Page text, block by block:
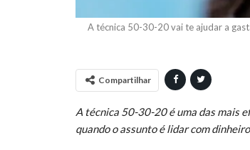
A técnica 50-30-20 vai te ajudar a
Compartilhar
A técnica 50-30-20 é uma das mais
quando o assunto é lidar com